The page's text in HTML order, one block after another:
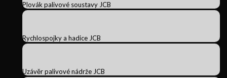
Plovák palivové soustavy JCB
Rychlospojky a hadice JCB
Uzávěr palivové nádrže JCB